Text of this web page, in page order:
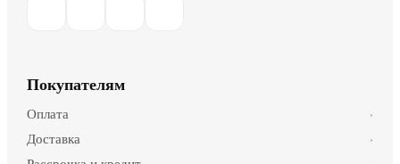
Покупателям
Оплата ›
Доставка ›